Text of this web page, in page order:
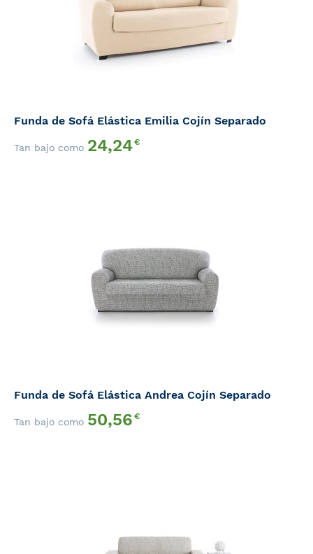
Funda de Sofá Elástica Emilia Cojín Separado
Tan bajo como 24,24€
Funda de Sofá Elástica Andrea Cojín Separado
Tan bajo como 50,56€